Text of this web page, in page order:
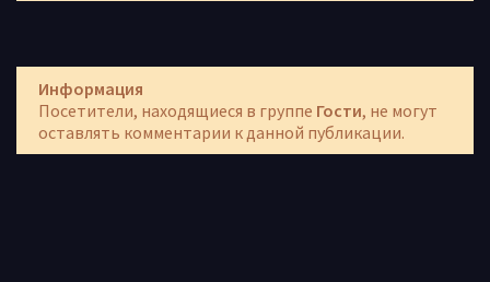
Информация
Посетители, находящиеся в группе Гости, не могут
оставлять комментарии к данной публикации.